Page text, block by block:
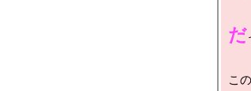
だ
こ